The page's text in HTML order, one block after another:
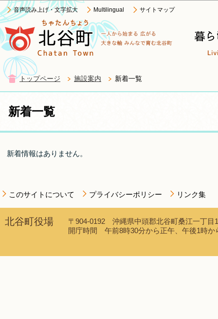
音声読み上げ・文字拡大 Multilingual サイトマップ
トップページ 施設案内 新着一覧
新着一覧
新着情報はありません。
このサイトについて プライバシーポリシー リンク集
北谷町役場
〒904-0192 沖縄県中頭郡北谷町桑江一丁
開庁時間 午前8時30分から正午、午後1時か